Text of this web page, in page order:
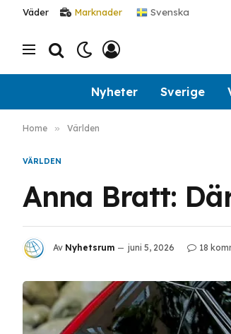
Väder Marknader Svenska
Nyheter Sverige
Home » Världen
VÄRLDEN
Anna Bratt:
Av Nyhetsrum juni 5, 2026 18